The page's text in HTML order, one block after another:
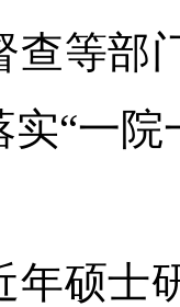
查等部
实“一
士研